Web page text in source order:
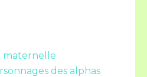
maternelle
des alphas